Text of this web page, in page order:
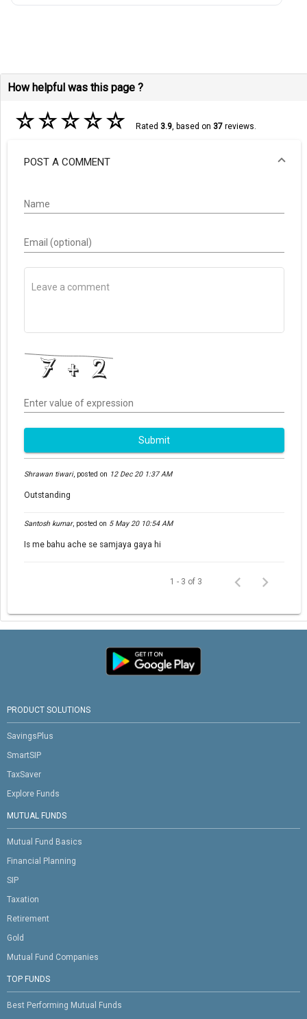
How helpful was this page ?
☆☆☆☆☆ Rated 3.9, based on 37reviews.
POST A COMMENT
Name
Email (optional)
Enter value of expression
Submit
Shrawan tiwari, posted on 12 Dec 20 1:37 AM
Outstanding
Santosh kumar, posted on 5 May 20 10:54 AM
Is me bahu ache se samjaya gaya hi
1 - 3 of 3
PRODUCT SOLUTIONS
SavingsPlus
SmartSIP
TaxSaver
Explore Funds
MUTUAL FUNDS
Mutual Fund Basics
Financial Planning
SIP
Taxation
Retirement
Gold
Mutual Fund Companies
TOP FUNDS
Best Performing Mutual Funds